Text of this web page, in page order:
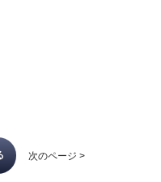
次のページ >